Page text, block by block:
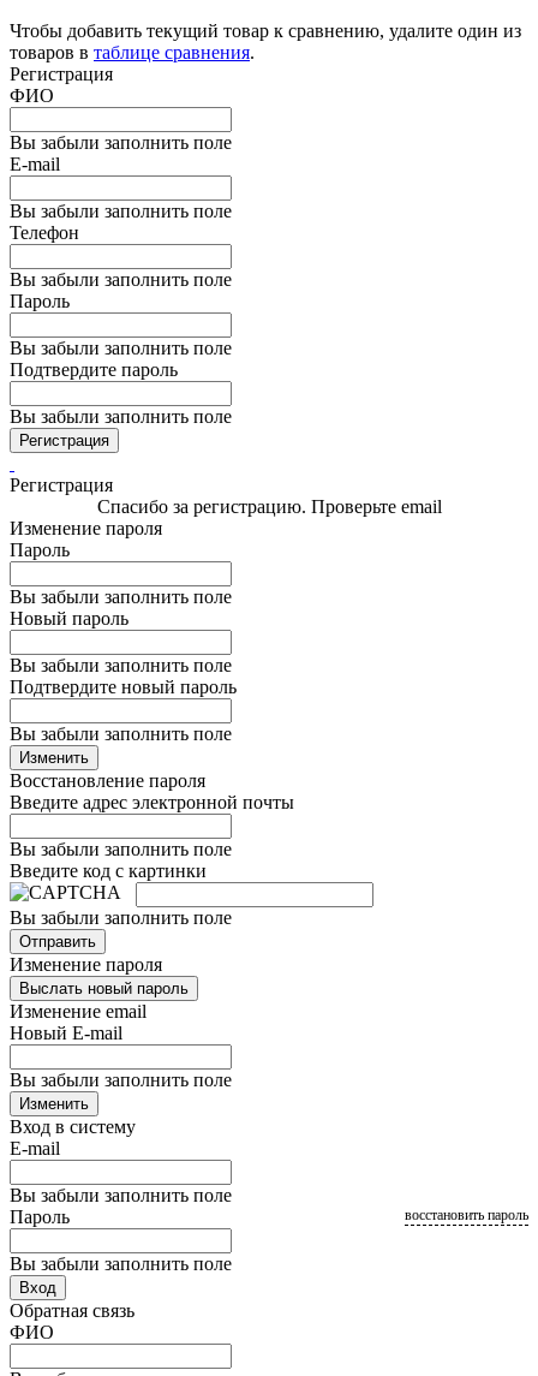
Чтобы добавить текущий товар к сравнению, удалите один из
товаров в таблице сравнения.
Регистрация
ФИО
Вы забыли заполнить поле
E-mail
Вы забыли заполнить поле
Телефон
Вы забыли заполнить поле
Пароль
Вы забыли заполнить поле
Подтвердите пароль
Вы забыли заполнить поле
Регистрация
Регистрация
Спасибо за регистрацию. Проверьте email
Изменение пароля
Пароль
Вы забыли заполнить поле
Новый пароль
Вы забыли заполнить поле
Подтвердите новый пароль
Вы забыли заполнить поле
Изменить
Восстановление пароля
Введите адрес электронной почты
Вы забыли заполнить поле
Введите код с картинки
Вы забыли заполнить поле
Отправить
Изменение пароля
Выслать новый пароль
Изменение email
Новый E-mail
Вы забыли заполнить поле
Изменить
Вход в систему
E-mail
Вы забыли заполнить поле
Пароль
Вы забыли заполнить поле
восстановить пароль
Вход
Обратная связь
ФИО